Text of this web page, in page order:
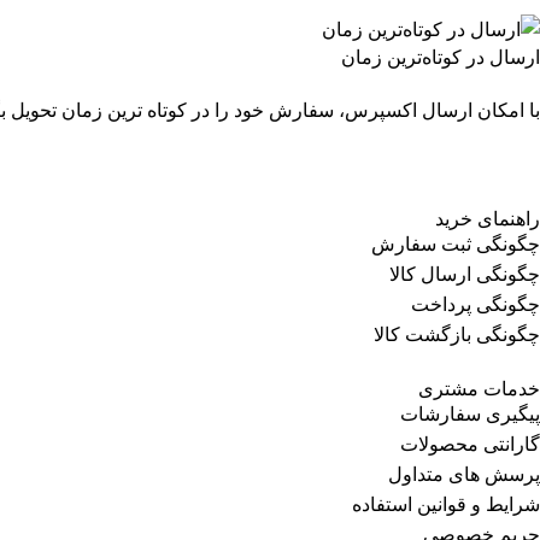
ارسال در کوتاه‌ترین زمان
با امکان ارسال اکسپرس، سفارش خود را در کوتاه ترین زمان تحویل
راهنمای خرید
چگونگی ثبت سفارش
چگونگی ارسال کالا
چگونگی پرداخت
چگونگی بازگشت کالا
خدمات مشتری
پیگیری سفارشات
گارانتی محصولات
پرسش های متداول
شرایط و قوانین استفاده
حریم خصوصی